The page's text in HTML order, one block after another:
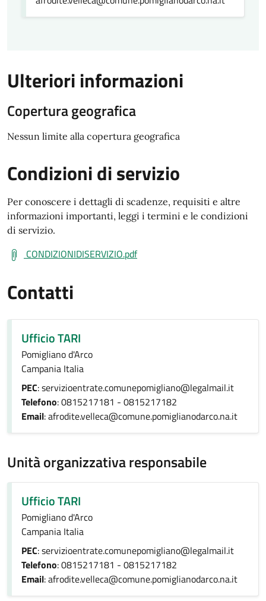
Ulteriori informazioni
Copertura geografica
Nessun limite alla copertura geografica
Condizioni di servizio
Per conoscere i dettagli di scadenze, requisiti e altre
informazioni importanti, leggi i termini e le condizioni
di servizio.
CONDIZIONIDISERVIZIO.pdf
Contatti
Ufficio TARI
Pomigliano d'Arco
Campania Italia
PEC: servizioentrate.comunepomigliano@legalmail.it
Telefono: 0815217181 - 0815217182
Email: afrodite.velleca@comune.pomiglianodarco.na.it
Unità organizzativa responsabile
Ufficio TARI
Pomigliano d'Arco
Campania Italia
PEC: servizioentrate.comunepomigliano@legalmail.it
Telefono: 0815217181 - 0815217182
Email: afrodite.velleca@comune.pomiglianodarco.na.it